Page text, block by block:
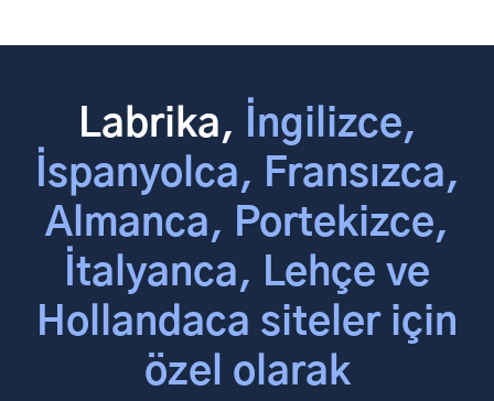
Labrika,
İngilizce,
İspanyolca, Fransızca,
Almanca, Portekizce,
İtalyanca, Lehçe ve
Hollandaca siteler için
özel olarak